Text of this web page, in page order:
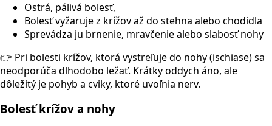
Ostrá, pálivá bolesť,
Bolesť vyžaruje z krížov až do stehna alebo chodidla
Sprevádza ju brnenie, mravčenie alebo slabosť nohy
👉 Pri bolesti krížov, ktorá vystreľuje do nohy (ischiase) sa
neodporúča dlhodobo ležať. Krátky oddych áno, ale
dôležitý je pohyb a cviky, ktoré uvoľnia nerv.
Bolesť krížov a nohy